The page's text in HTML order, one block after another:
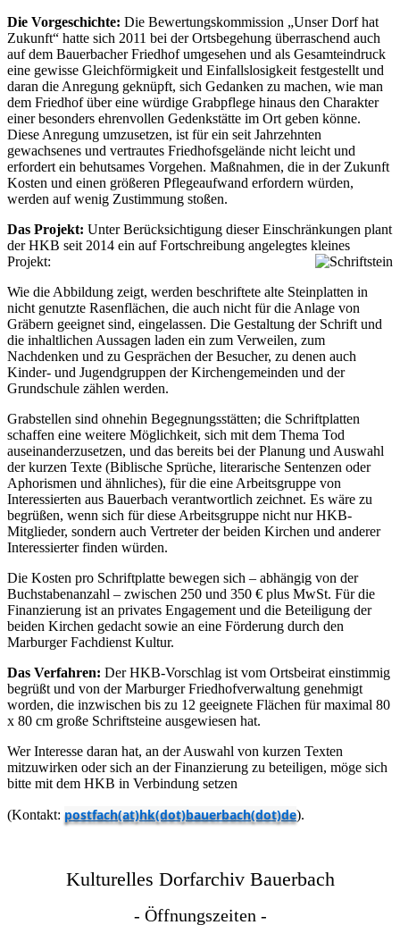
Die Vorgeschichte: Die Bewertungskommission „Unser Dorf hat
Zukunft“ hatte sich 2011 bei der Ortsbegehung überraschend auch
auf dem Bauerbacher Friedhof umgesehen und als Gesamteindruck
eine gewisse Gleichförmigkeit und Einfallslosigkeit festgestellt und
daran die Anregung geknüpft, sich Gedanken zu machen, wie man
dem Friedhof über eine würdige Grabpflege hinaus den Charakter
einer besonders ehrenvollen Gedenkstätte im Ort geben könne.
Diese Anregung umzusetzen, ist für ein seit Jahrzehnten
gewachsenes und vertrautes Friedhofsgelände nicht leicht und
erfordert ein behutsames Vorgehen. Maßnahmen, die in der Zukunft
Kosten und einen größeren Pflegeaufwand erfordern würden,
werden auf wenig Zustimmung stoßen.
Das Projekt: Unter Berücksichtigung dieser Einschränkungen plant
der HKB seit 2014 ein auf Fortschreibung angelegtes kleines
Projekt:
Wie die Abbildung zeigt, werden beschriftete alte Steinplatten in
nicht genutzte Rasenflächen, die auch nicht für die Anlage von
Gräbern geeignet sind, eingelassen. Die Gestaltung der Schrift und
die inhaltlichen Aussagen laden ein zum Verweilen, zum
Nachdenken und zu Gesprächen der Besucher, zu denen auch
Kinder- und Jugendgruppen der Kirchengemeinden und der
Grundschule zählen werden.
Grabstellen sind ohnehin Begegnungsstätten; die Schriftplatten
schaffen eine weitere Möglichkeit, sich mit dem Thema Tod
auseinanderzusetzen, und das bereits bei der Planung und Auswahl
der kurzen Texte (Biblische Sprüche, literarische Sentenzen oder
Aphorismen und ähnliches), für die eine Arbeitsgruppe von
Interessierten aus Bauerbach verantwortlich zeichnet. Es wäre zu
begrüßen, wenn sich für diese Arbeitsgruppe nicht nur HKB-
Mitglieder, sondern auch Vertreter der beiden Kirchen und anderer
Interessierter finden würden.
Die Kosten pro Schriftplatte bewegen sich – abhängig von der
Buchstabenanzahl – zwischen 250 und 350 € plus MwSt. Für die
Finanzierung ist an privates Engagement und die Beteiligung der
beiden Kirchen gedacht sowie an eine Förderung durch den
Marburger Fachdienst Kultur.
Das Verfahren: Der HKB-Vorschlag ist vom Ortsbeirat einstimmig
begrüßt und von der Marburger Friedhofverwaltung genehmigt
worden, die inzwischen bis zu 12 geeignete Flächen für maximal 80
x 80 cm große Schriftsteine ausgewiesen hat.
Wer Interesse daran hat, an der Auswahl von kurzen Texten
mitzuwirken oder sich an der Finanzierung zu beteiligen, möge sich
bitte mit dem HKB in Verbindung setzen
(Kontakt: postfach(at)hk(dot)bauerbach(dot)de).
Kulturelles Dorfarchiv Bauerbach
- Öffnungszeiten -